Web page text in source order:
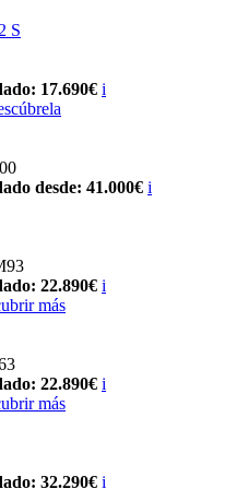
S
17.690€ i
desde: 41.000€ i
22.890€ i
más
22.890€ i
más
32.290€ i